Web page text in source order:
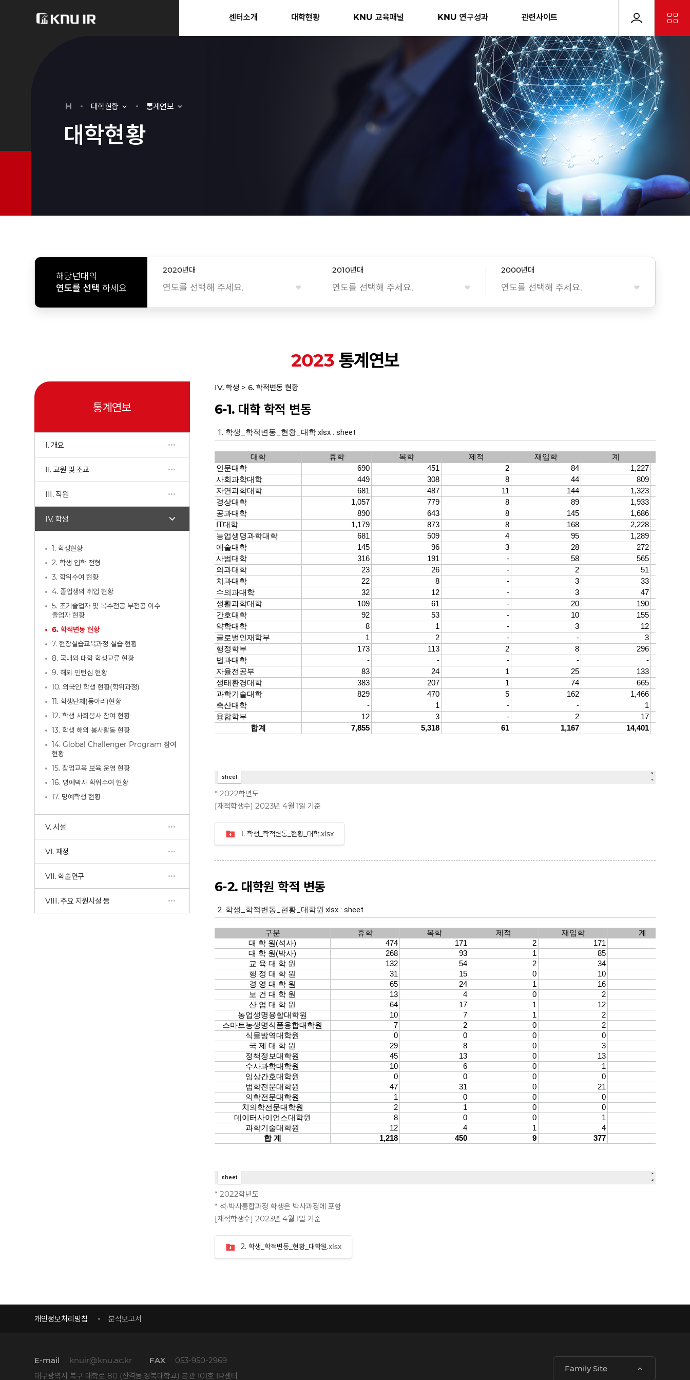
센터소개 대학현황 KNU 교육패널 KNU 연구성과 관련사이트
대학현황 통계연보
대학현황
해당년대의
연도를 선택 하세요
2020년대
연도를 선택해 주세요.
2010년대
연도를 선택해 주세요.
2000년대
연도를 선택해 주세요.
2023통계연보
통계연보
I. 개요
II. 교원 및 조교
III. 직원
IV. 학생
1. 학생현황
2. 학생 입학 전형
3. 학위수여 현황
4. 졸업생의 취업 현황
5. 조기졸업자 및 복수전공 부전공 이수
졸업자 현황
6. 학적변동 현황
7. 현장실습교육과정 실습 현황
8. 국내외 대학 학생교류 현황
9. 해외 인턴십 현황
10. 외국인 학생 현황(학위과정)
11. 학생단체(동아리)현황
12. 학생 사회봉사 참여 현황
13. 학생 해외 봉사활동 현황
14. Global Challenger Program 참여
현황
15. 창업교육 보육 운영 현황
16. 명예박사 학위수여 현황
17. 명예학생 현황
V. 시설
VI. 재정
VII. 학술연구
VIII. 주요 지원시설 등
IV. 학생 > 6. 학적변동 현황
6-1. 대학 학적 변동
* 2022학년도
[재적학생수] 2023년 4월 1일 기준
1. 학생_학적변동_현황_대학.xlsx
6-2. 대학원 학적 변동
* 2022학년도
* 석·박사통합과정 학생은 박사과정에 포함
[재적학생수] 2023년 4월 1일 기준
2. 학생_학적변동_현황_대학원.xlsx
개인정보처리방침 분석보고서
E-mail knuir@knu.ac.kr FAX
053-950-2969
대구광역시 북구 대학로 80 (산격동,경북대학교) 본관 101호 IR센터
Family Site